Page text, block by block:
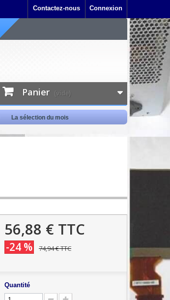
Connexion
Contactez-nous
Panier (vide)
La sélection du mois
56,88 € TTC
-24 % 74,94 €TTC
Quantité